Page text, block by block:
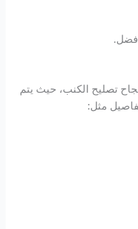
تصليح الكنب، حيث يتم
مثل: